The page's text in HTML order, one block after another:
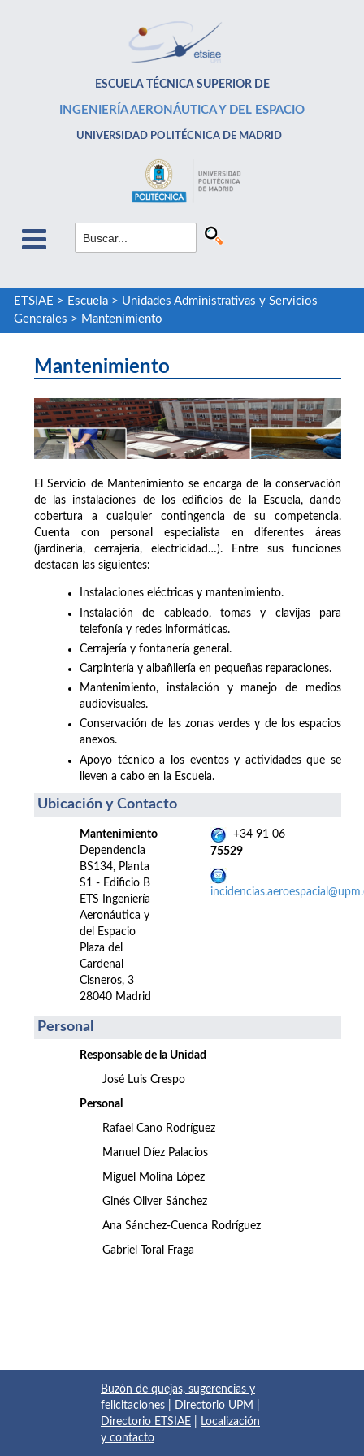
ESCUELA TÉCNICA SUPERIOR DE
INGENIERÍA AERONÁUTICA Y DEL ESPACIO
UNIVERSIDAD POLITÉCNICA DE MADRID
ETSIAE > Escuela> Unidades Administrativas y Servicios
Generales > Mantenimiento
Mantenimiento
El Servicio de Mantenimiento se encarga de la conservación
de las instalaciones de los edificios de la Escuela, dando
cobertura a cualquier contingencia de su competencia.
Cuenta con personal especialista en diferentes áreas
(jardinería, cerrajería, electricidad…). Entre sus funciones
destacan las siguientes:
Instalaciones eléctricas y mantenimiento.
Instalación de cableado, tomas y clavijas para
telefonía y redes informáticas.
Cerrajería y fontanería general.
Carpintería y albañilería en pequeñas reparaciones.
Mantenimiento, instalación y manejo de medios
audiovisuales.
Conservación de las zonas verdes y de los espacios
anexos.
Apoyo técnico a los eventos y actividades que se
lleven a cabo en la Escuela.
Ubicación y Contacto
Mantenimiento
Dependencia
BS134, Planta
S1 - Edificio B
ETS Ingeniería
Aeronáutica y
del Espacio
Plaza del
Cardenal
Cisneros, 3
28040 Madrid
+34 91 06
75529
Personal
Responsable de la Unidad
José Luis Crespo
Personal
Rafael Cano Rodríguez
Manuel Díez Palacios
Miguel Molina López
Ginés Oliver Sánchez
Ana Sánchez-Cuenca Rodríguez
Gabriel Toral Fraga
Buzón de quejas, sugerencias y
felicitaciones
Directorio UPM
Directorio ETSIAE
Localización
y contacto